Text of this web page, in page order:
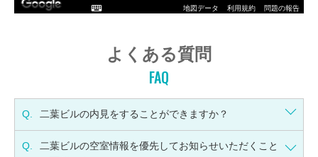
地図データ 利用規約 問題の報告
よくある質問
FAQ
Q. 二葉ビルの内見をすることができますか？
Q.
二葉ビルの空室情報を優先してお知らせいただくこと